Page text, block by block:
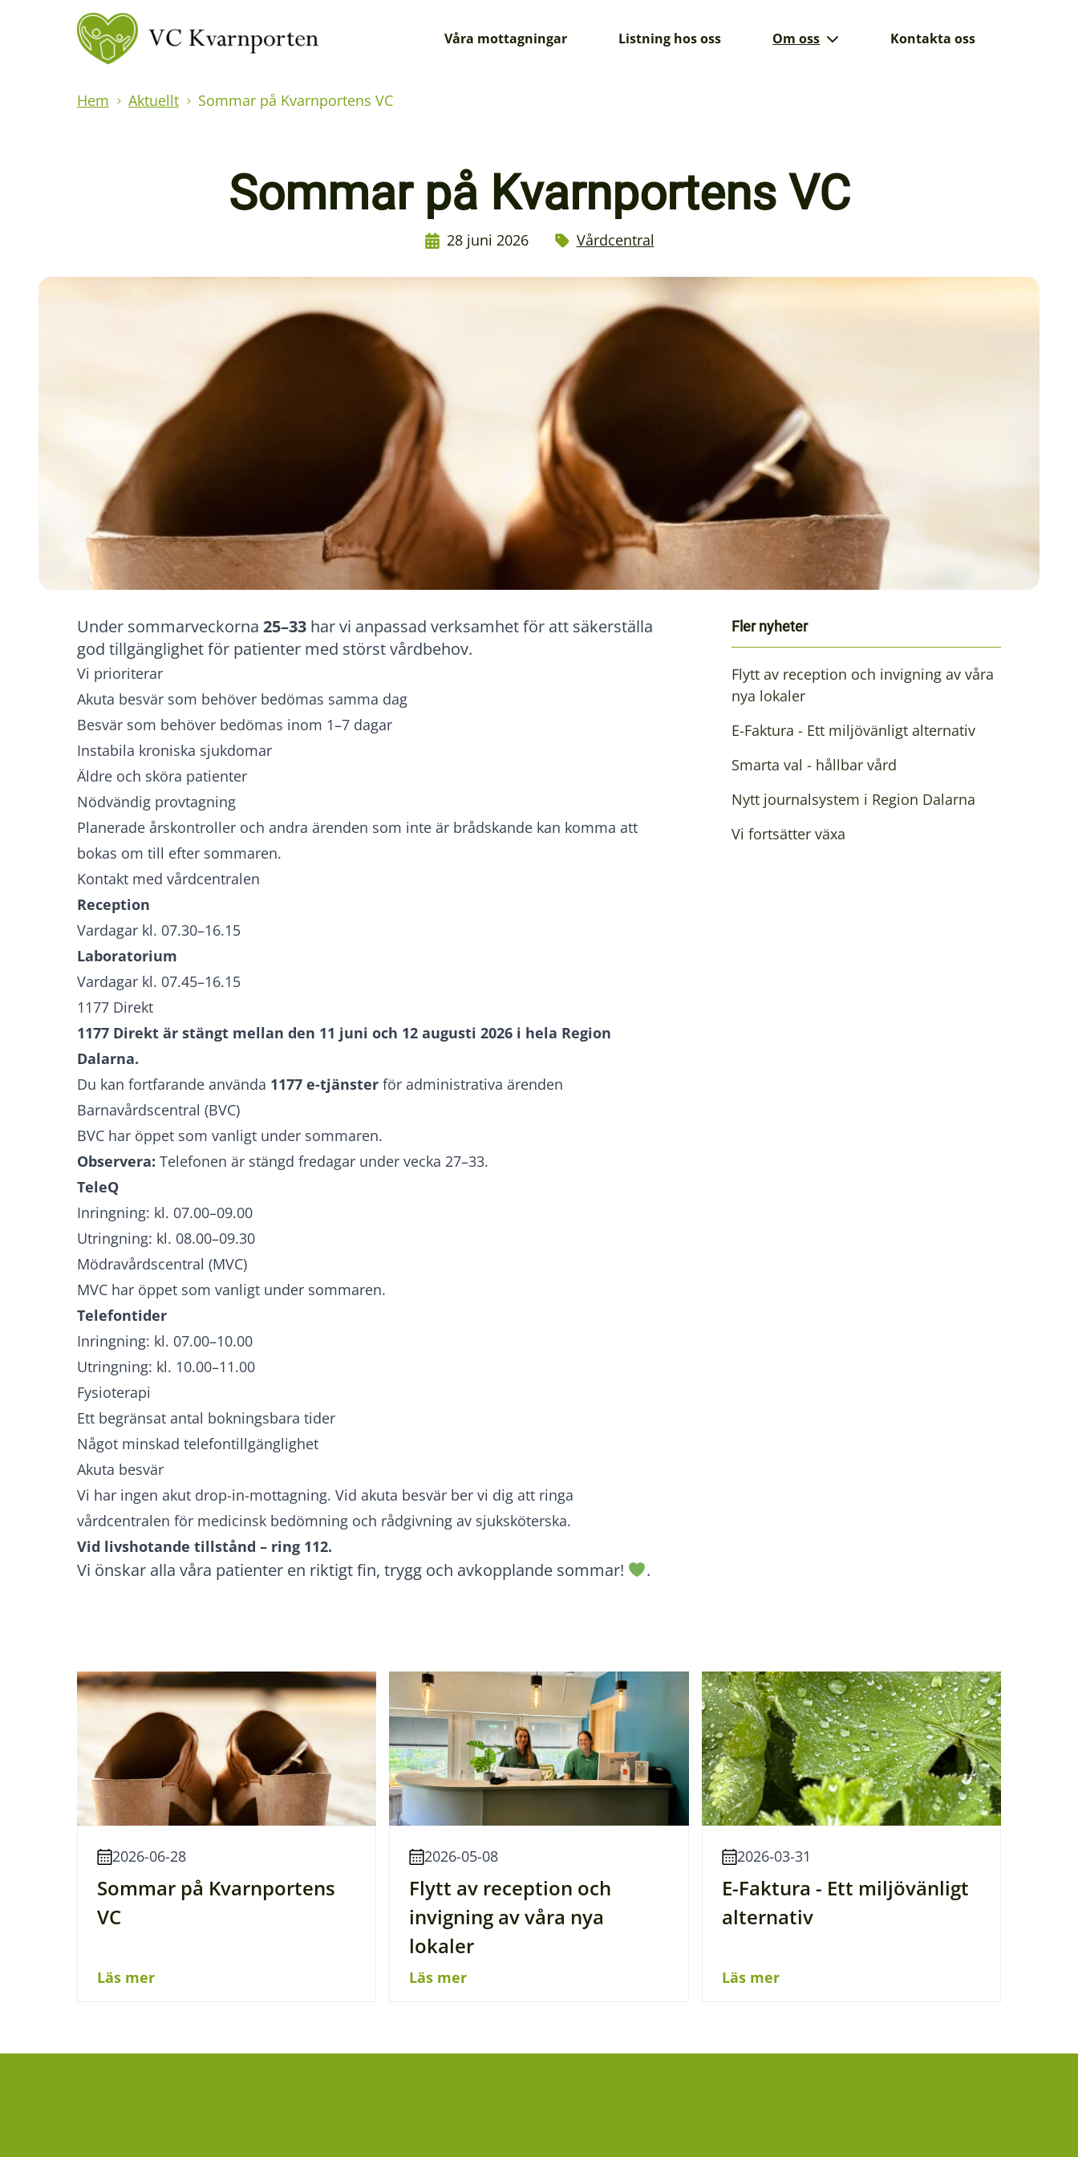
Våra mottagningar Listning hos oss Om oss Kontakta oss
Hem Aktuellt Sommar på Kvarnportens VC
Sommar på Kvarnportens VC
28 juni 2026 Vårdcentral
Under sommarveckorna 25–33 har vi anpassad verksamhet för att säkerställa
god tillgänglighet för patienter med störst vårdbehov.
Vi prioriterar
Akuta besvär som behöver bedömas samma dag
Besvär som behöver bedömas inom 1–7 dagar
Instabila kroniska sjukdomar
Äldre och sköra patienter
Nödvändig provtagning
Planerade årskontroller och andra ärenden som inte är brådskande kan komma att
bokas om till efter sommaren.
Kontakt med vårdcentralen
Reception
Vardagar kl. 07.30–16.15
Laboratorium
Vardagar kl. 07.45–16.15
1177 Direkt
1177 Direkt är stängt mellan den 11 juni och 12 augusti 2026 i hela Region
Dalarna.
Du kan fortfarande använda 1177 e-tjänster för administrativa ärenden
Barnavårdscentral (BVC)
BVC har öppet som vanligt under sommaren.
Observera: Telefonen är stängd fredagar under vecka 27–33.
TeleQ
Inringning: kl. 07.00–09.00
Utringning: kl. 08.00–09.30
Mödravårdscentral (MVC)
MVC har öppet som vanligt under sommaren.
Telefontider
Inringning: kl. 07.00–10.00
Utringning: kl. 10.00–11.00
Fysioterapi
Ett begränsat antal bokningsbara tider
Något minskad telefontillgänglighet
Akuta besvär
Vi har ingen akut drop-in-mottagning. Vid akuta besvär ber vi dig att ringa
vårdcentralen för medicinsk bedömning och rådgivning av sjuksköterska.
Vid livshotande tillstånd – ring 112.
Vi önskar alla våra patienter en riktigt fin, trygg och avkopplande sommar! .
Fler nyheter
Flytt av reception och invigning av våra
nya lokaler
E-Faktura - Ett miljövänligt alternativ
Smarta val - hållbar vård
Nytt journalsystem i Region Dalarna
Vi fortsätter växa
2026-06-28
Sommar på Kvarnportens
VC
Läs mer
2026-05-08
Flytt av reception och
invigning av våra nya
lokaler
Läs mer
2026-03-31
E-Faktura - Ett miljövänligt
alternativ
Läs mer